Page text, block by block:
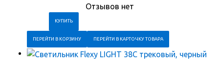
Отзывов нет
ПЕРЕЙТИ В КОРЗИНУ ПЕРЕЙТИ В КАРТОЧКУ ТОВАРА